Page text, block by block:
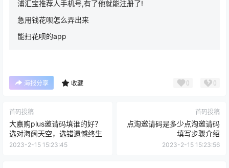
浦汇宝推荐人手机号,有了他就能注册了!
急用钱花呗怎么弄出来
能扫花呗的app
海报分享 收藏 0 0
首码投稿
大嘉购plus邀请码填谁的好？
选对海阔天空，选错遗憾终生
2023-2-15 15:23:45
首码投稿
点淘邀请码是多少点淘邀请码
填写步骤介绍
2023-2-15 15:23:56